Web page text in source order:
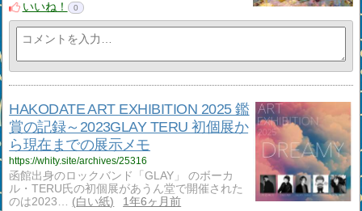
いいね！
0
HAKODATE ART EXHIBITION 2025 鑑
賞の記録～2023GLAY TERU 初個展か
ら現在までの展示メモ
https://whity.site/archives/25316
函館出身のロックバンド「GLAY」 のボーカ
ル・TERU氏の初個展があうん堂で開催された
のは2023…
白い紙
1年6ヶ月前